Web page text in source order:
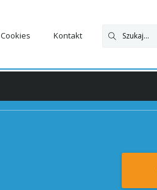
Cookies Kontakt